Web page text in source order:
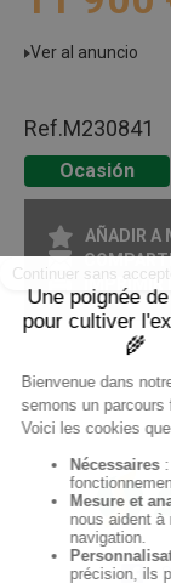
Ver al anuncio
Ref.M230841
Ocasión
AÑADIR A
IMPRIMIR